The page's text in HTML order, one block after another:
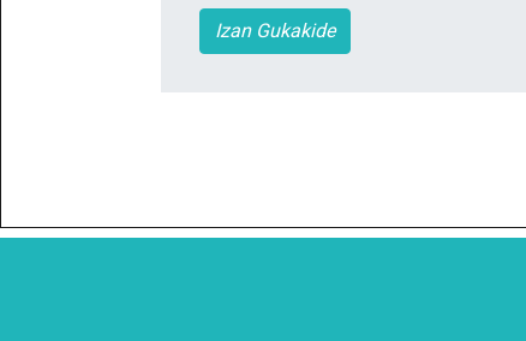
Izan Gukakide